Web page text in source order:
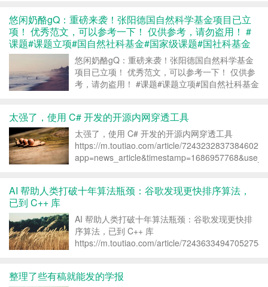
悠闲奶酪gQ：重磅来袭！张阳德国自然科学基金项目已立
项！ 优秀范文，可以参考一下！ 仅供参考，请勿盗用！ #
课题#课题立项#国自然社科基金#国家级课题#国社科基金
悠闲奶酪gQ：重磅来袭！张阳德国自然科学基金
项目已立项！ 优秀范文，可以参考一下！ 仅供参
考，请勿盗用！ #课题#课题立项#国自然社科基金
app=news_article&...
太强了，使用 C# 开发的开源内网穿透工具
太强了，使用 C# 开发的开源内网穿透工具
https://m.toutiao.com/article/
AI 帮助人类打破十年算法瓶颈：谷歌发现更快排序算法，
已到 C++ 库
AI 帮助人类打破十年算法瓶颈：谷歌发现更快排
序算法，已到 C++ 库
https://m.toutiao.com/article/
整理了些有稿就能发的学报